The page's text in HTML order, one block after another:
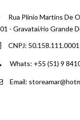
Rua Plínio Martins De
- Gravataí/rio Grande
CNPJ:
Whats: +55 (51) 9
Email: